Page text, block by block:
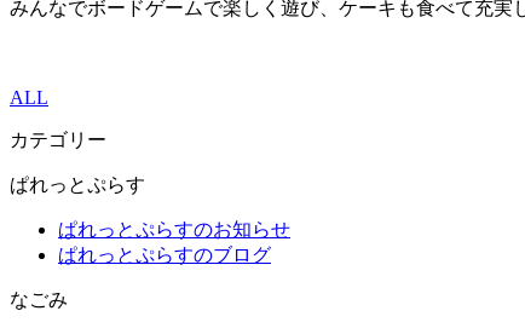
みんなでボードゲームで楽しく遊び、ケーキも食べて充
ALL
カテゴリー
ぱれっとぷらす
ぱれっとぷらすのお知らせ
ぱれっとぷらすのブログ
なごみ